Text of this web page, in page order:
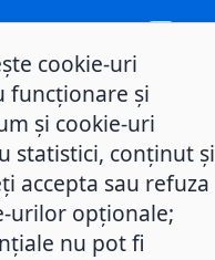
cookie-uri
funcționare și
și cookie-uri
statistici, conținut și
accepta sau refuza
urilor opționale;
nu pot fi